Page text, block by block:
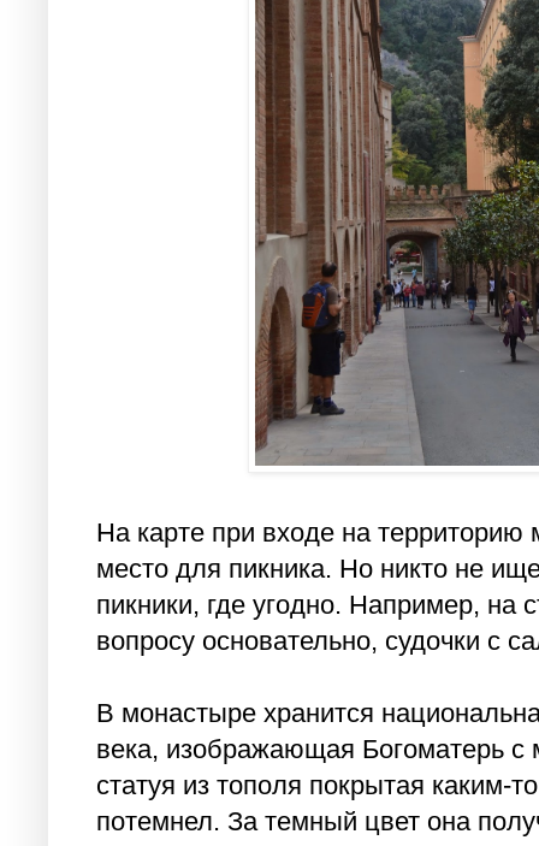
На карте при входе на
место для пикника. Но никто не
пикники, где угодно. Например, на
вопросу основательно, судочки с
В монастыре хранится
века, изображающая Богоматерь
статуя из тополя покрытая каким-
потемнел. За темный цвет она